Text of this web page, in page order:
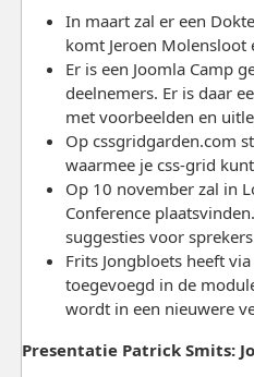
In maart zal er een
komt Jeroen Molensloot
Er is een Joomla Camp
deelnemers. Er is daar
met voorbeelden en
Op cssgridgarden.com
waarmee je css-grid
Op 10 november zal in
Conference
suggesties voor
Frits Jongbloets heeft
toegevoegd in de
wordt in een nieuwere
Presentatie Patrick Smits: